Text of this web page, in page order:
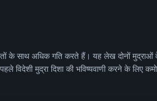
के साथ अधिक गति करते हैं। यह लेख दोनों
विदेशी मुद्रा दिशा की भविष्यवाणी करने के लिए